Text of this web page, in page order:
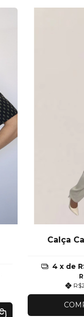
Calça
4 x de